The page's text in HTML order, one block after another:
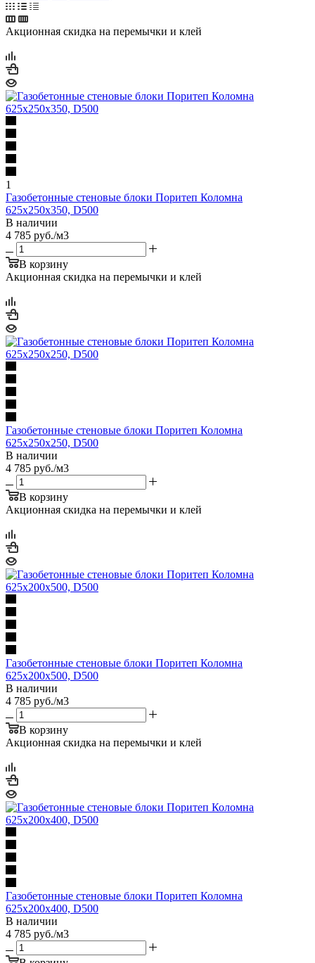
Акционная скидка на перемычки и клей
1
Газобетонные стеновые блоки Поритеп Коломна
625х250х350, D500
В наличии
4 785 руб./м3
В корзину
Акционная скидка на перемычки и клей
Газобетонные стеновые блоки Поритеп Коломна
625х250х250, D500
В наличии
4 785 руб./м3
В корзину
Акционная скидка на перемычки и клей
Газобетонные стеновые блоки Поритеп Коломна
625х200х500, D500
В наличии
4 785 руб./м3
В корзину
Акционная скидка на перемычки и клей
Газобетонные стеновые блоки Поритеп Коломна
625х200х400, D500
В наличии
4 785 руб./м3